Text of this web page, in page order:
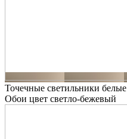
Точечные светильники белые
Обои цвет светло-бежевый